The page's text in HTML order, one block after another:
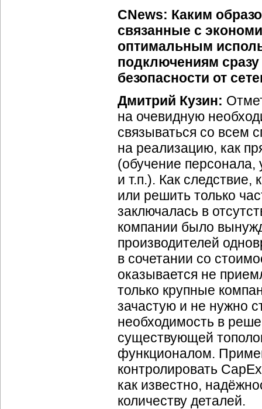
CNews: Каким
связанные с
оптимальным
подключениям
безопасности от
Дмитрий Кузин:
на очевидную
связываться со всем
на реализацию, как
(обучение персонала,
и т.п.). Как
или решить только
заключалась в
компании было
производителей
в сочетании со
оказывается не
только крупные
зачастую и не нужно
необходимость в
существующей
функционалом.
контролировать
как известно,
количеству деталей.